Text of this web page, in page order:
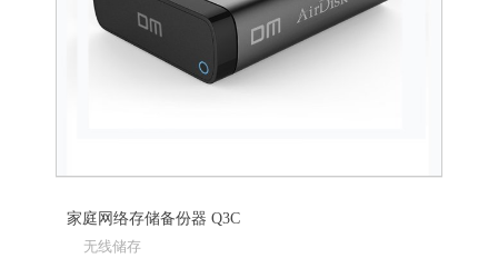
家庭网络存储备份器 Q3C
无线储存